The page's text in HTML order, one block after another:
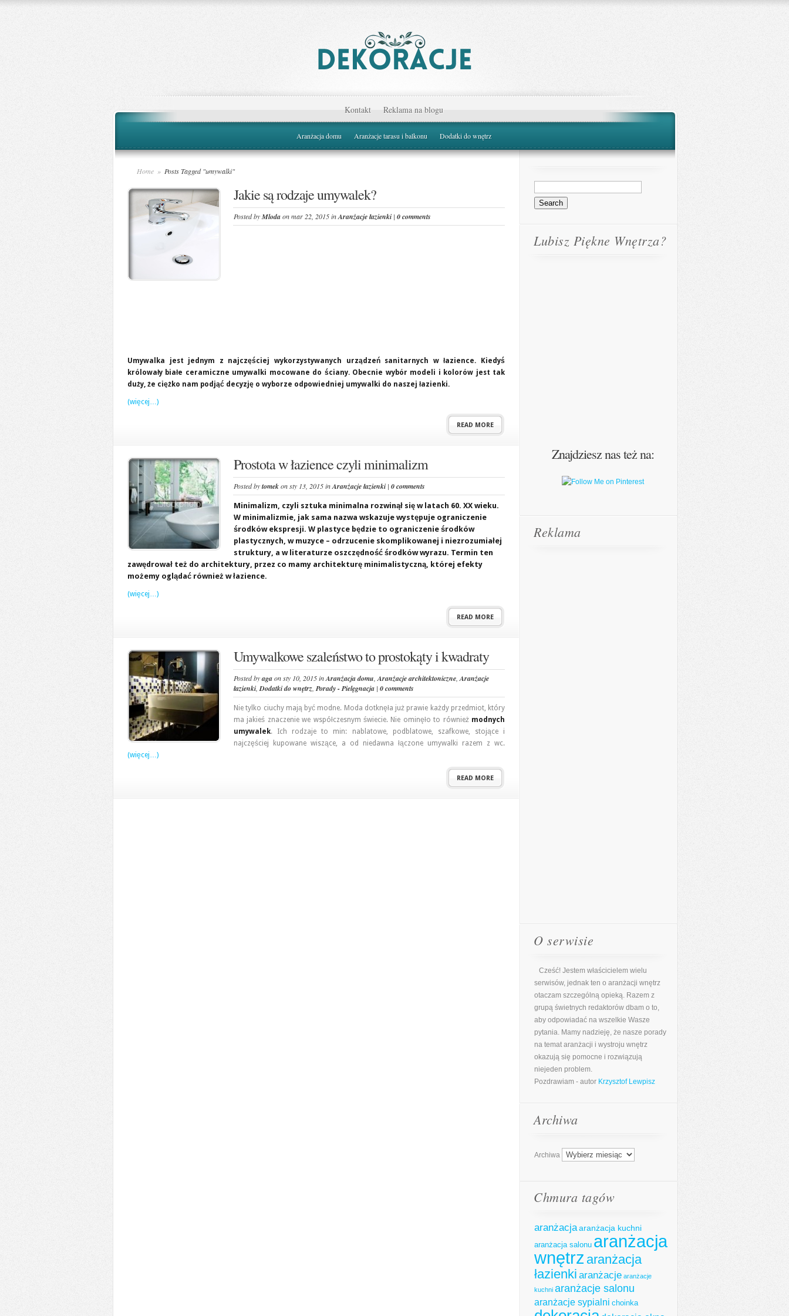
Kontakt Reklama na blogu
Aranżacja domu Aranżacje tarasu i balkonu Dodatki do wnętrz
Home » Posts Tagged "umywalki"
Jakie są rodzaje umywalek?
Posted byMlodaon mar 22, 2015 inAranżacje łazienki | 0 comments
Umywalka jest jednym z najczęściej wykorzystywanych urządzeń sanitarnych w łazience. Kiedyś
królowały białe ceramiczne umywalki mocowane do ściany. Obecnie wybór modeli i kolorów jest tak
duży, że ciężko nam podjąć decyzję o wyborze odpowiedniej umywalki do naszej łazienki.
(więcej…)
READ MORE
Prostota w łazience czyli minimalizm
Posted bytomekon sty 13, 2015 inAranżacje łazienki | 0 comments
Minimalizm, czyli sztuka minimalna rozwinął się w latach 60. XX wieku.
W minimalizmie, jak sama nazwa wskazuje występuje ograniczenie
środków ekspresji. W plastyce będzie to ograniczenie środków
plastycznych, w muzyce – odrzucenie skomplikowanej i niezrozumiałej
struktury, a w literaturze oszczędność środków wyrazu. Termin ten
zawędrował też do architektury, przez co mamy architekturę minimalistyczną, której efekty
możemy oglądać również w łazience.
(więcej…)
READ MORE
Umywalkowe szaleństwo to prostokąty i kwadraty
Posted byagaon sty 10, 2015 inAranżacja domu Aranżacje architektoniczne Aranżacje
łazienki Dodatki do wnętrz Porady - Pielęgnacja | 0 comments
Nie tylko ciuchy mają być modne. Moda dotknęła już prawie każdy przedmiot, który
ma jakieś znaczenie we współczesnym świecie. Nie ominęło to równieżmodnych
umywalek. Ich rodzaje to min: nablatowe, podblatowe, szafkowe, stojące i
najczęściej kupowane wiszące, a od niedawna łączone umywalki razem z wc.
(więcej…)
READ MORE
Lubisz Piękne Wnętrza?
Znajdziesz nas też na:
Reklama
O serwisie
Cześć! Jestem właścicielem wielu
serwisów, jednak ten o aranżacji wnętrz
otaczam szczególną opieką. Razem z
grupą świetnych redaktorów dbam o to,
aby odpowiadać na wszelkie Wasze
pytania. Mamy nadzieję, że nasze porady
na temat aranżacji i wystroju wnętrz
okazują się pomocne i rozwiązują
niejeden problem.
Pozdrawiam - autor Krzysztof Lewpisz
Archiwa
Archiwa
Chmura tagów
aranżacjaaranżacja kuchni
aranżacja salonu aranżacja
wnętrz aranżacja
łazienki aranżacje aranżacje
kuchni aranżacje salonu
aranżacje sypialni choinka